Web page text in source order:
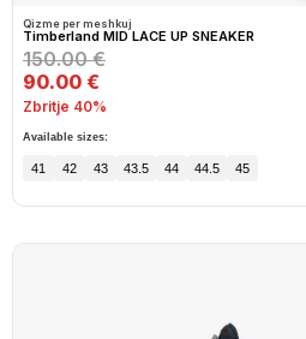
Qizme per meshkuj
Timberland MID LACE UP SNEAKER
150.00 €
90.00 €
Zbritje 40%
Available sizes:
41 42 43 43.5 44 44.5 45